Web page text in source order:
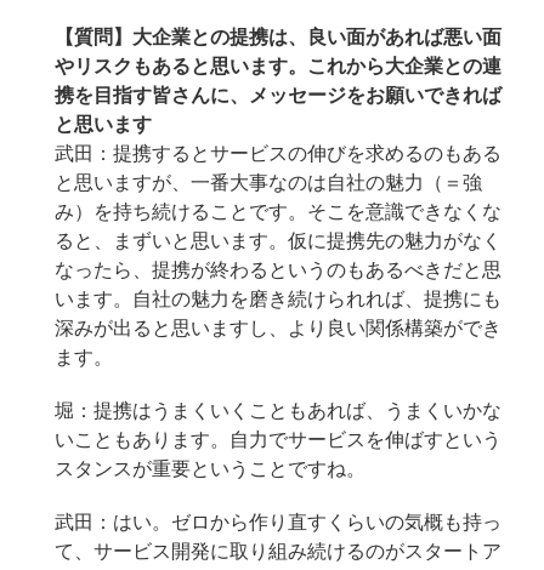
【質問】 大企業との提携は、良い面があれば悪い面
やリスクもあると思います。これから大企業との連
携を目指す皆さんに、メッセージをお願いできれば
と思います
武田：提携するとサービスの伸びを求めるのもある
と思いますが、一番大事なのは自社の魅力（＝強
み）を持ち続けることです。そこを意識できなくな
ると、まずいと思います。仮に提携先の魅力がなく
なったら、提携が終わるというのもあるべきだと思
います。自社の魅力を磨き続けられれば、提携にも
深みが出ると思いますし、より良い関係構築ができ
ます。
堀：提携はうまくいくこともあれば、うまくいかな
いこともあります。自力でサービスを伸ばすという
スタンスが重要ということですね。
武田：はい。ゼロから作り直すくらいの気概も持っ
て、サービス開発に取り組み続けるのがスタートア